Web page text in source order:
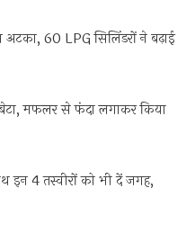
60 LPG सिलिंडरों ने बढ़ाई
मफलर से फंदा लगाकर किया
इन 4 तस्वीरों को भी दें जगह,